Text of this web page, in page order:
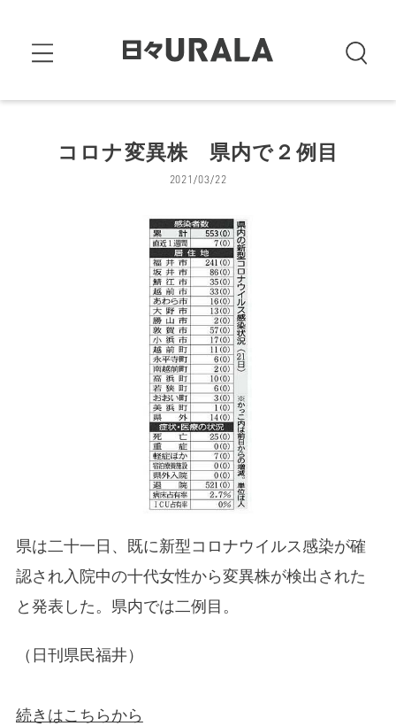
コロナ変異株 県内で２例目
2021/03/22
県は二十一日、既に新型コロナウイルス感染が確
認され入院中の十代女性から変異株が検出された
と発表した。県内では二例目。
（日刊県民福井）
続きはこちらから